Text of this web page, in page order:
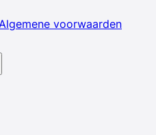
voorwaarden